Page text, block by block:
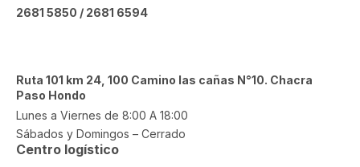
2681 5850 / 2681 6594
Ruta 101 km 24, 100 Camino las cañas N°10. Chacra
Paso Hondo
Lunes a Viernes de 8:00 A 18:00
Sábados y Domingos – Cerrado
Centro logístico